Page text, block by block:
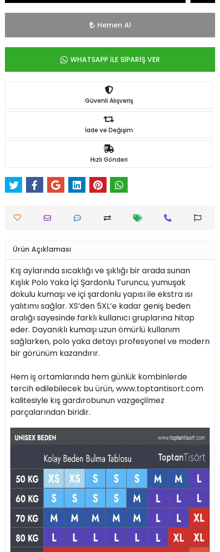
Hemen Al
WHATSAPP İLE SİPARİŞ VER
Güvenli Alışveriş
İade ve Değişim
Hızlı Gönderi
Ürün Açıklaması
Kış aylarında sıcaklığı ve şıklığı bir arada sunan
Kışlık Polo Yaka İçi Şardonlu Turuncu, yumuşak
dokulu kumaşı ve içi şardonlu yapısı ile ekstra ısı
yalıtımı sağlar. XS’den 5XL’e kadar geniş beden
aralığı sayesinde farklı kullanıcı gruplarına hitap
eder. Dayanıklı kumaşı uzun ömürlü kullanım
sağlarken, polo yaka detayı profesyonel ve modern
bir görünüm kazandırır.
Hem iş ortamlarında hem günlük kombinlerde
tercih edilebilecek bu ürün, www.toptantisort.com
kalitesiyle kış gardırobunun vazgeçilmez
parçalarından biridir.